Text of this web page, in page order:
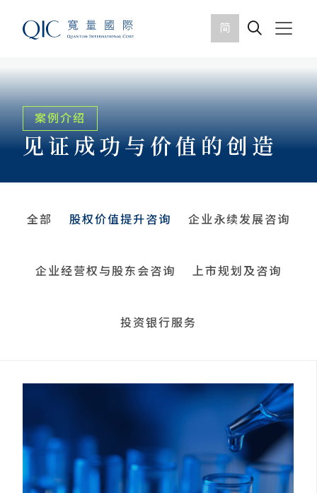
简
案例介绍
见证成功与价值的创造
全部 股权价值提升咨询 企业永续发展咨询
企业经营权与股东会咨询 上市规划及咨询
投资银行服务